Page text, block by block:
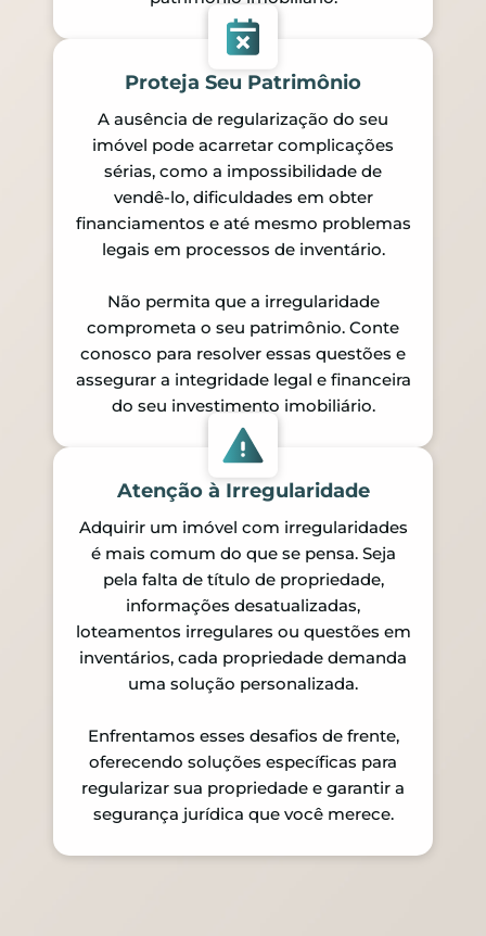
Proteja Seu Patrimônio
A ausência de regularização do seu
imóvel pode acarretar complicações
sérias, como a impossibilidade de
vendê-lo, dificuldades em obter
financiamentos e até mesmo problemas
legais em processos de inventário.
Não permita que a irregularidade
comprometa o seu patrimônio. Conte
conosco para resolver essas questões e
assegurar a integridade legal e financeira
do seu investimento imobiliário.
Atenção à Irregularidade
Adquirir um imóvel com irregularidades
é mais comum do que se pensa. Seja
pela falta de título de propriedade,
informações desatualizadas,
loteamentos irregulares ou questões em
inventários, cada propriedade demanda
uma solução personalizada.
Enfrentamos esses desafios de frente,
oferecendo soluções específicas para
regularizar sua propriedade e garantir a
segurança jurídica que você merece.